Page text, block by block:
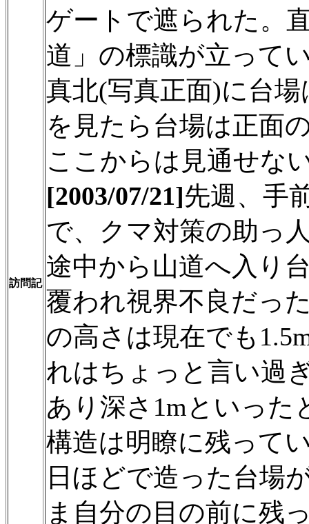
訪問記
ゲートで遮られた。
道」の標識が立って
真北(写真正面)に台
を見たら台場は正面
ここからは見通せな
[2003/07/21]先週、手
で、クマ対策の助っ
途中から山道へ入り
覆われ視界不良だっ
の高さは現在でも
れはちょっと言い過
あり深さ1mといった
構造は明瞭に残って
日ほどで造った台場
ま自分の目の前に残